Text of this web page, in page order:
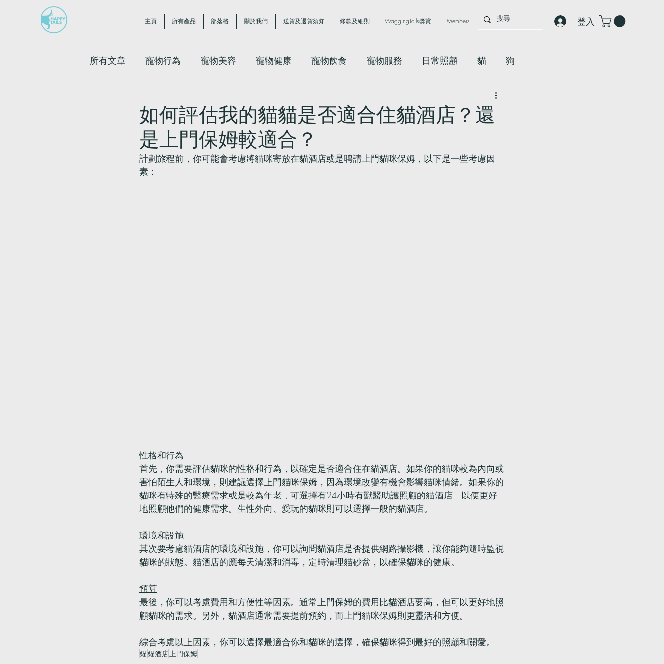
主頁 所有產品 部落格 關於我們 送貨及退貨須知 條款及細則 WaggingTails獎賞 Members 登入
所有文章 寵物行為 寵物美容 寵物健康 寵物飲食 寵物服務 日常照顧 貓 狗
如何評估我的貓貓是否適合住貓酒店？還
是上門保姆較適合？
計劃旅程前，你可能會考慮將貓咪寄放在貓酒店或是聘請上門貓咪保姆，以下是一些考慮因
素：
性格和行為
首先，你需要評估貓咪的性格和行為，以確定是否適合住在貓酒店。如果你的貓咪較為內向或
害怕陌生人和環境，則建議選擇上門貓咪保姆，因為環境改變有機會影響貓咪情緒。如果你的
貓咪有特殊的醫療需求或是較為年老，可選擇有24小時有獸醫助護照顧的貓酒店，以便更好
地照顧他們的健康需求。生性外向、愛玩的貓咪則可以選擇一般的貓酒店。
環境和設施
其次要考慮貓酒店的環境和設施，你可以詢問貓酒店是否提供網路攝影機，讓你能夠隨時監視
貓咪的狀態。貓酒店的應每天清潔和消毒，定時清理貓砂盆，以確保貓咪的健康。
預算
最後，你可以考慮費用和方便性等因素。通常上門保姆的費用比貓酒店要高，但可以更好地照
顧貓咪的需求。另外，貓酒店通常需要提前預約，而上門貓咪保姆則更靈活和方便。
綜合考慮以上因素，你可以選擇最適合你和貓咪的選擇，確保貓咪得到最好的照顧和關愛。
貓貓酒店上門保姆